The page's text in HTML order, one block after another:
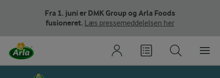
Fra 1. juni er DMK Group og Arla Foods
fusioneret. Læs pressemeddelelsen her